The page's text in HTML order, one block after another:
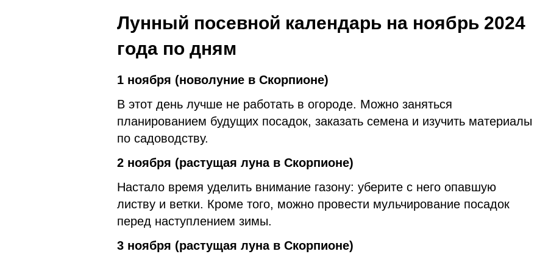
Лунный посевной календарь на ноябрь 2024
года по дням
1 ноября (новолуние в Скорпионе)
В этот день лучше не работать в огороде. Можно заняться
планированием будущих посадок, заказать семена и изучить материалы
по садоводству.
2 ноября (растущая луна в Скорпионе)
Настало время уделить внимание газону: уберите с него опавшую
листву и ветки. Кроме того, можно провести мульчирование посадок
перед наступлением зимы.
3 ноября (растущая луна в Скорпионе)